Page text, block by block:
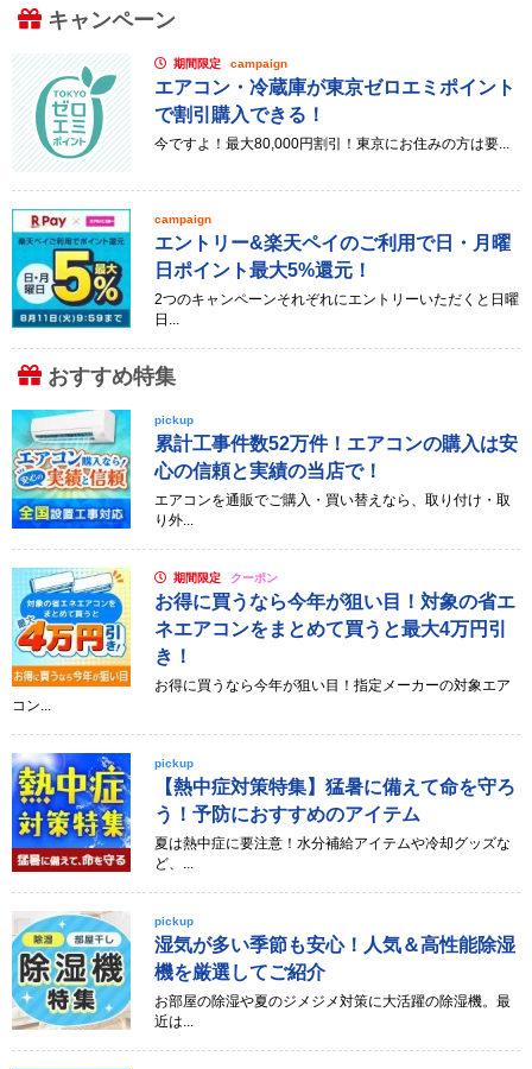
キャンペーン
期間限定 campaign
エアコン・冷蔵庫が東京ゼロエミポイント
で割引購入できる！
今ですよ！最大80,000円割引！東京にお住みの方は要...
campaign
エントリー&楽天ペイのご利用で日・月曜
日ポイント最大5%還元！
2つのキャンペーンそれぞれにエントリーいただくと日曜
日...
おすすめ特集
pickup
累計工事件数52万件！エアコンの購入は安
心の信頼と実績の当店で！
エアコンを通販でご購入・買い替えなら、取り付け・取
り外...
期間限定 クーポン
お得に買うなら今年が狙い目！対象の省エ
ネエアコンをまとめて買うと最大4万円引
き！
お得に買うなら今年が狙い目！指定メーカーの対象エア
コン...
pickup
【熱中症対策特集】猛暑に備えて命を守ろ
う！予防におすすめのアイテム
夏は熱中症に要注意！水分補給アイテムや冷却グッズな
ど、...
pickup
湿気が多い季節も安心！人気＆高性能除湿
機を厳選してご紹介
お部屋の除湿や夏のジメジメ対策に大活躍の除湿機。最
近は...